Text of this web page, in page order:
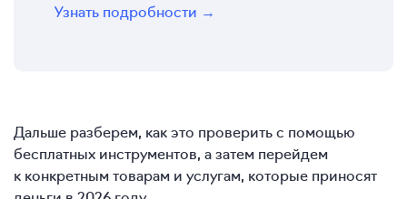
Узнать подробности →
Дальше разберем, как это проверить с помощью
бесплатных инструментов, а затем перейдем
к конкретным товарам и услугам, которые приносят